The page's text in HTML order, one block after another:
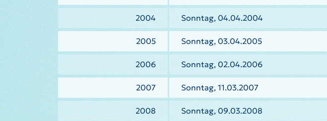
2004 Sonntag, 04.04.2004
2005 Sonntag, 03.04.2005
2006 Sonntag, 02.04.2006
2007 Sonntag, 11.03.2007
2008 Sonntag, 09.03.2008